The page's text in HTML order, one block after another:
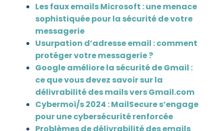
Les faux emails Microsoft : une menace
sophistiquée pour la sécurité de votre
messagerie
Usurpation d’adresse email : comment
protéger votre messagerie ?
Google améliore la sécurité de Gmail :
ce que vous devez savoir sur la
délivrabilité des mails vers Gmail.com
Cybermoi/s 2024 : MailSecure s’engage
pour une cybersécurité renforcée
Problèmes de délivrabilité des emails